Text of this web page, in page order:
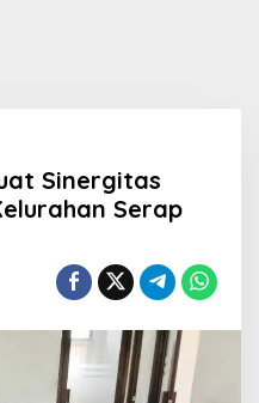
Sinergitas
Serap